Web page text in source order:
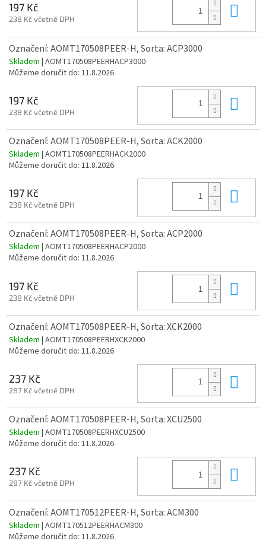
197 Kč
238 Kč včetně DPH
Označení: AOMT170508PEER-H, Sorta: ACP3000
Skladem | AOMT170508PEERHACP3000
Můžeme doručit do: 11.8.2026
197 Kč
238 Kč včetně DPH
Označení: AOMT170508PEER-H, Sorta: ACK2000
Skladem | AOMT170508PEERHACK2000
Můžeme doručit do: 11.8.2026
197 Kč
238 Kč včetně DPH
Označení: AOMT170508PEER-H, Sorta: ACP2000
Skladem | AOMT170508PEERHACP2000
Můžeme doručit do: 11.8.2026
197 Kč
238 Kč včetně DPH
Označení: AOMT170508PEER-H, Sorta: XCK2000
Skladem | AOMT170508PEERHXCK2000
Můžeme doručit do: 11.8.2026
237 Kč
287 Kč včetně DPH
Označení: AOMT170508PEER-H, Sorta: XCU2500
Skladem | AOMT170508PEERHXCU2500
Můžeme doručit do: 11.8.2026
237 Kč
287 Kč včetně DPH
Označení: AOMT170512PEER-H, Sorta: ACM300
Skladem | AOMT170512PEERHACM300
Můžeme doručit do: 11.8.2026